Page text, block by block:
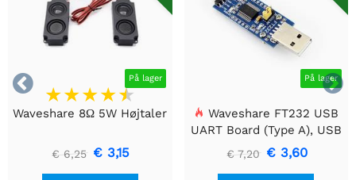

 På lager
Waveshare 8Ω 5W Højtaler
€ 6,25 € 3,15
På lager
Waveshare FT232 USB
UART Board (Type A), USB
til TTL (UART)
kommunikationsmodul
€ 7,20 € 3,60